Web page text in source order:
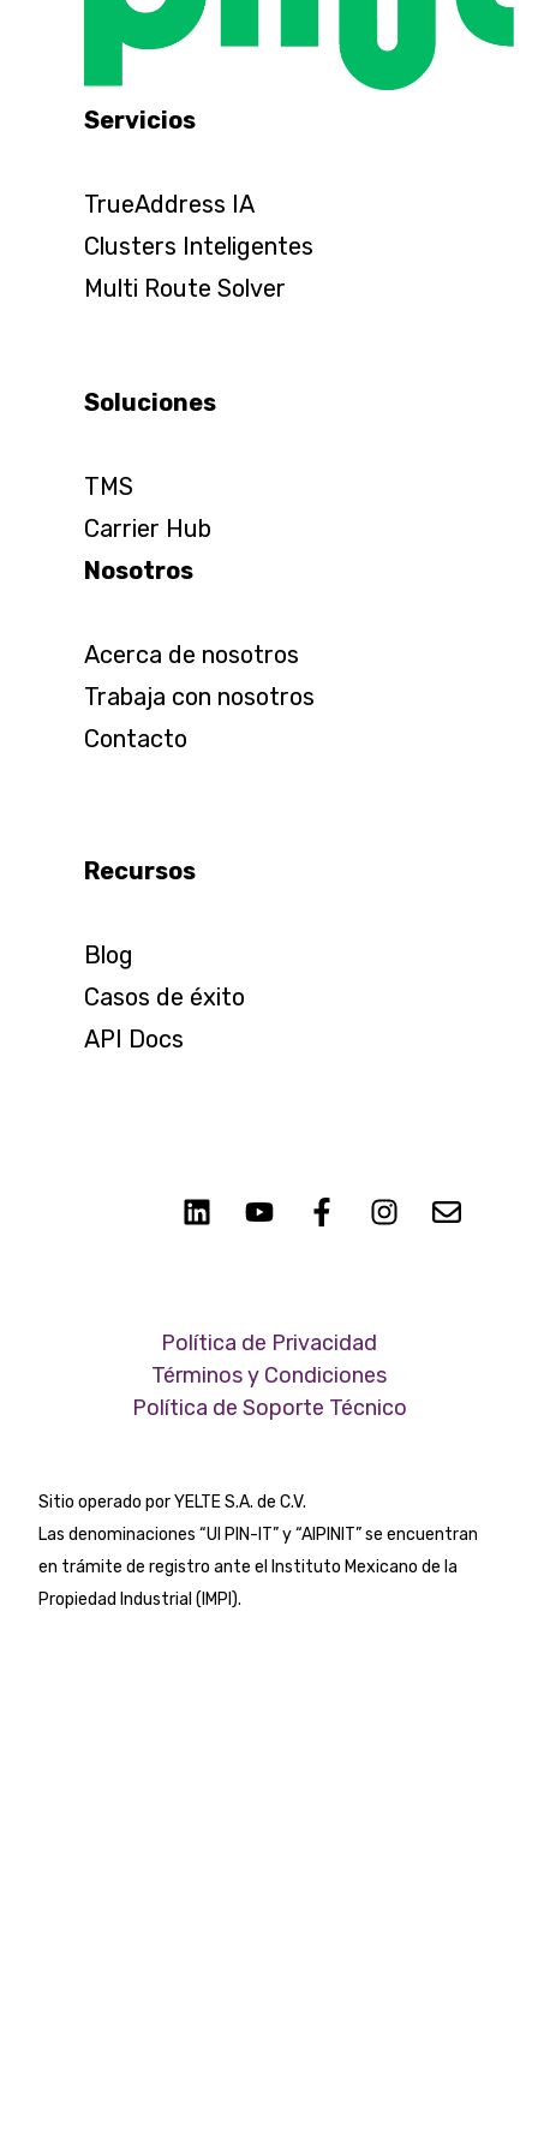
Servicios
TrueAddress IA
Clusters Inteligentes
Multi Route Solver
Soluciones
TMS
Carrier Hub
Nosotros
Acerca de nosotros
Trabaja con nosotros
Contacto
Recursos
Blog
Casos de éxito
API Docs
Política de Privacidad
Términos y Condiciones
Política de Soporte Técnico
Sitio operado por YELTE S.A. de C.V.
Las denominaciones “UI PIN-IT” y“AIPINIT” se encuentran
en trámite de registro ante el Instituto Mexicano de la
Propiedad Industrial (IMPI).